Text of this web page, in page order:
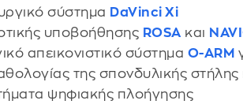
σύστημα DaVinci Xi
υποβοήθησης ROSA και
απεικονιστικό σύστημα O-ARM
της σπονδυλικής
ψηφιακής πλοήγησης